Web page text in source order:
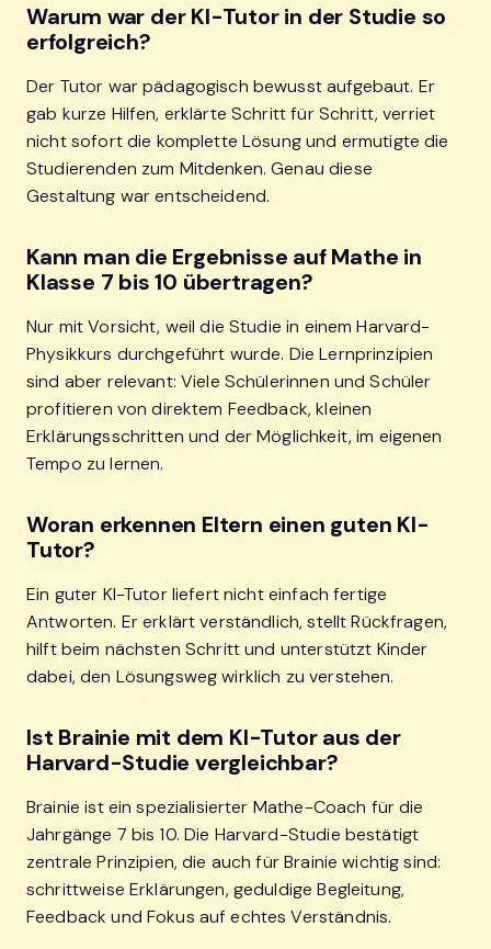
Warum war der KI-Tutor in der Studie so
erfolgreich?
Der Tutor war pädagogisch bewusst aufgebaut. Er
gab kurze Hilfen, erklärte Schritt für Schritt, verriet
nicht sofort die komplette Lösung und ermutigte die
Studierenden zum Mitdenken. Genau diese
Gestaltung war entscheidend.
Kann man die Ergebnisse auf Mathe in
Klasse 7 bis 10 übertragen?
Nur mit Vorsicht, weil die Studie in einem Harvard-
Physikkurs durchgeführt wurde. Die Lernprinzipien
sind aber relevant: Viele Schülerinnen und Schüler
profitieren von direktem Feedback, kleinen
Erklärungsschritten und der Möglichkeit, im eigenen
Tempo zu lernen.
Woran erkennen Eltern einen guten KI-
Tutor?
Ein guter KI-Tutor liefert nicht einfach fertige
Antworten. Er erklärt verständlich, stellt Rückfragen,
hilft beim nächsten Schritt und unterstützt Kinder
dabei, den Lösungsweg wirklich zu verstehen.
Ist Brainie mit dem KI-Tutor aus der
Harvard-Studie vergleichbar?
Brainie ist ein spezialisierter Mathe-Coach für die
Jahrgänge 7 bis 10. Die Harvard-Studie bestätigt
zentrale Prinzipien, die auch für Brainie wichtig sind:
schrittweise Erklärungen, geduldige Begleitung,
Feedback und Fokus auf echtes Verständnis.